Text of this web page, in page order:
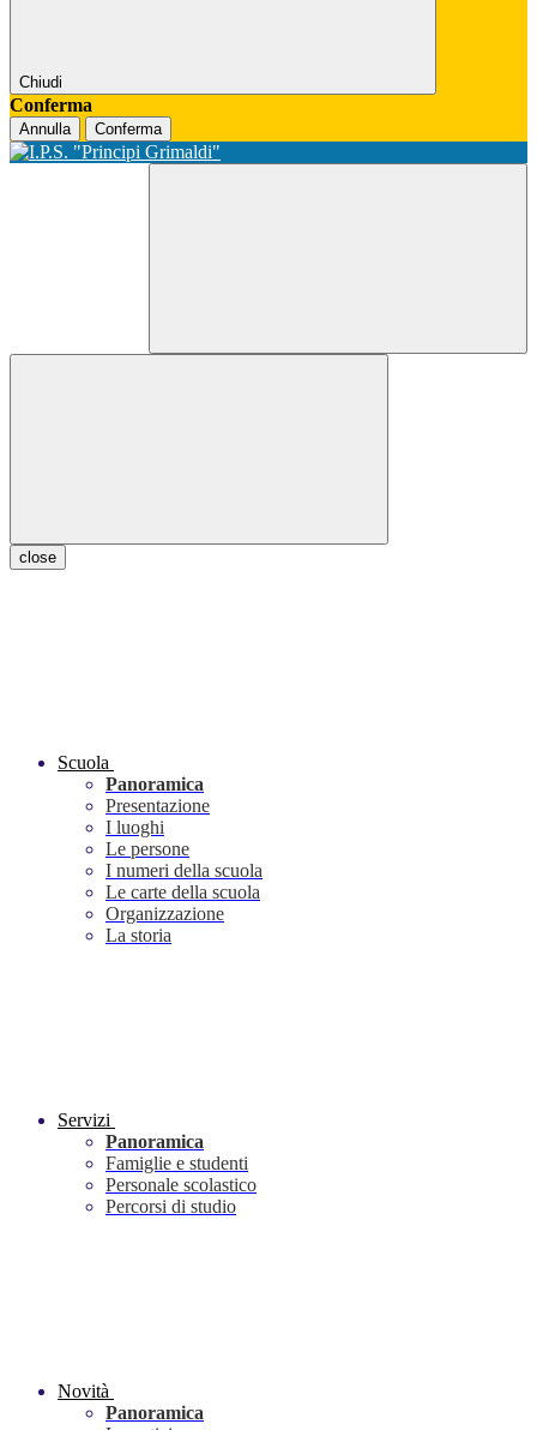
Chiudi
Conferma
Annulla Conferma
close
Scuola
Panoramica
Presentazione
I luoghi
Le persone
I numeri della scuola
Le carte della scuola
Organizzazione
La storia
Servizi
Panoramica
Famiglie e studenti
Personale scolastico
Percorsi di studio
Novità
Panoramica